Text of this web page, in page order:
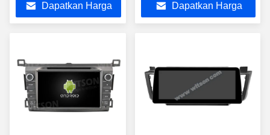
Terios Land Cruiser 100
Vanza Fortuner Prado
Dapatkan Harga
Dapatkan Harga